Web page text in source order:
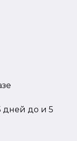
дней до и 5